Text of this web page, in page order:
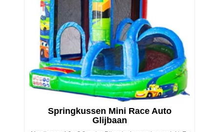
Springkussen Mini Race Auto
Glijbaan